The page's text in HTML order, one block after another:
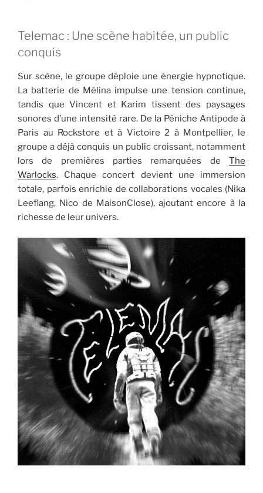
Telemac : Une scène habitée, un public
conquis
Sur scène, le groupe déploie une énergie hypnotique.
La batterie de Mélina impulse une tension continue,
tandis que Vincent et Karim tissent des paysages
sonores d’une intensité rare. De la Péniche Antipode à
Paris au Rockstore et à Victoire 2 à Montpellier, le
groupe a déjà conquis un public croissant, notamment
lors de premières parties remarquées de The
Warlocks. Chaque concert devient une immersion
totale, parfois enrichie de collaborations vocales (Nika
Leeflang, Nico de MaisonClose), ajoutant encore à la
richesse de leur univers.